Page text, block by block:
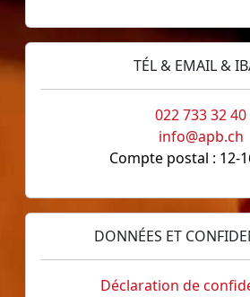
TÉL & EMAIL &
022 733 32 40
info@apb.ch
Compte postal : 12-
DONNÉES ET
Déclaration de